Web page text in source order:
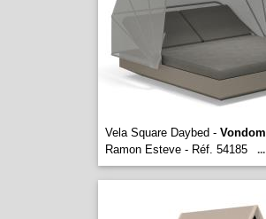
Vela Square Daybed - Vondom
Ramon Esteve - Réf. 54185
...